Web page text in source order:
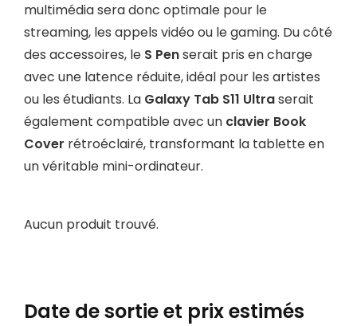
multimédia sera donc optimale pour le
streaming, les appels vidéo ou le gaming. Du côté
des accessoires, le S Penserait pris en charge
avec une latence réduite, idéal pour les artistes
ou les étudiants. La Galaxy Tab S11 Ultraserait
également compatible avec un clavier Book
Cover rétroéclairé, transformant la tablette en
un véritable mini-ordinateur.
Aucun produit trouvé.
Date de sortie et prix estimés